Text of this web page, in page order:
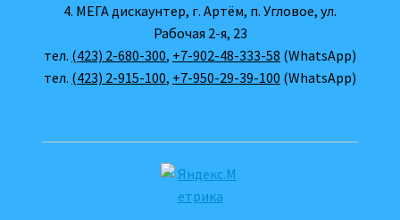
4. МЕГА дискаунтер, г. Артём, п. Угловое, ул.
Рабочая 2-я, 23
тел. (423) 2-680-300, +7-902-48-333-58 (WhatsApp)
тел. (423) 2-915-100, +7-950-29-39-100 (WhatsApp)